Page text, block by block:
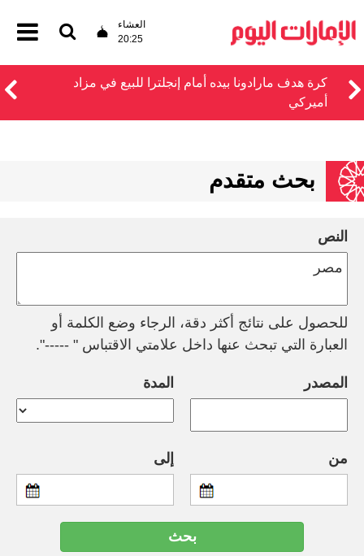
العشاء
20:25
كرة هدف مارادونا بيده أمام إنجلترا للبيع في مزاد
أميركي
بحث متقدم
النص
للحصول على نتائج أكثر دقة، الرجاء وضع الكلمة أو
العبارة التي تبحث عنها داخل علامتي الاقتباس " -----".
المصدر المدة
من إلى